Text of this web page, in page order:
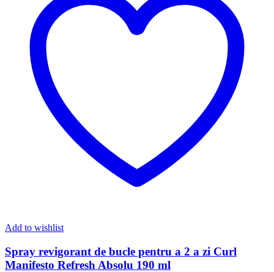
Add to wishlist
Spray revigorant de bucle pentru a 2 a zi Curl
Manifesto Refresh Absolu 190 ml